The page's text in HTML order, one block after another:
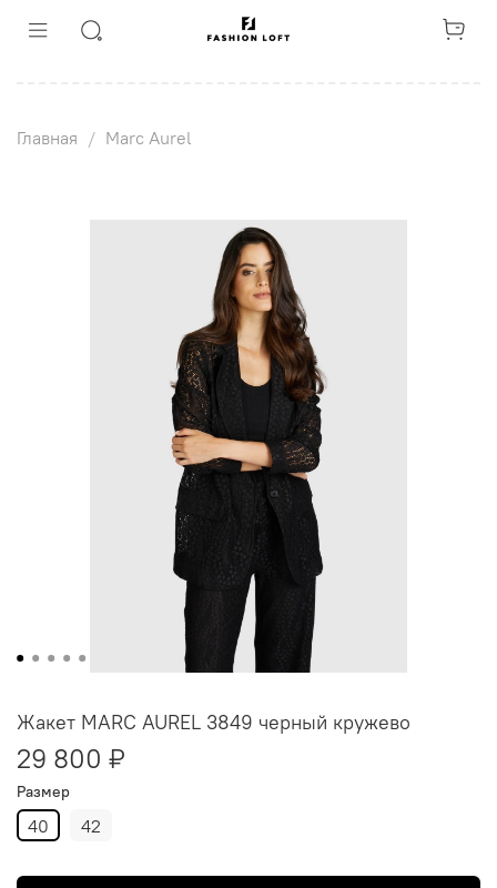
Главная Marc Aurel
Жакет MARC AUREL 3849 черный кружево
29 800 ₽
Размер
40 42